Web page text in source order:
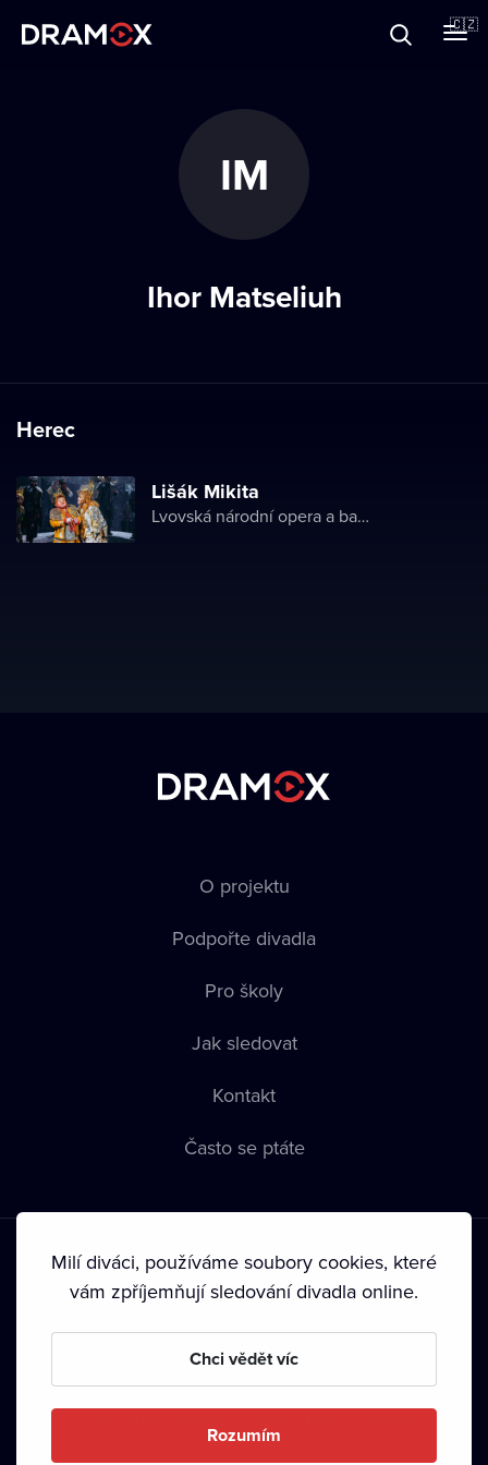
🇨🇿
IM
Ihor Matseliuh
Herec
Lišák Mikita
Lvovská národní opera a balet
O projektu
Podpořte divadla
Pro školy
Jak sledovat
Kontakt
Často se ptáte
Podmínky používání • Ochrana soukromí • Zásady používání
• Autorská práva•
Milí diváci, používáme soubory cookies, které
vám zpříjemňují sledování divadla online.
Chci vědět víc
Rozumím